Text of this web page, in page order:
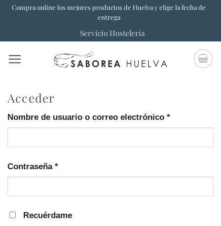
SaltarCompra online los mejores productos de Huelva y elige la fecha de
entrega
Servicio Hostelería
Acceder
Nombre de usuario o correo electrónico *Obligatorio
Contraseña *Obligatorio
Recuérdame